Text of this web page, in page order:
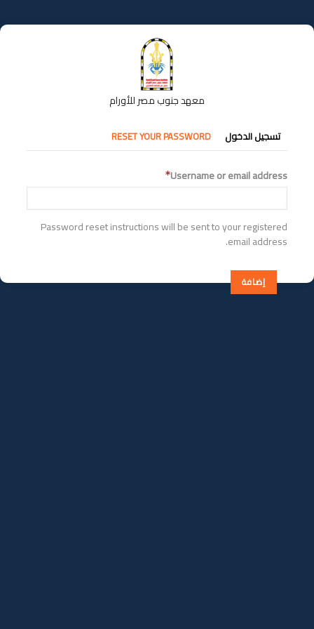
إلى
المحتوى
معهد جنوب مصر للأورام
التبويبات
الأساسية
تسجيل الدخول RESET YOUR PASSWORD
Username or email address
Password reset instructions will be sent to your registered
email address.